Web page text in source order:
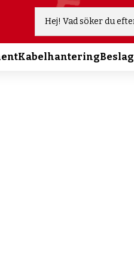
KabelhanteringBeslag